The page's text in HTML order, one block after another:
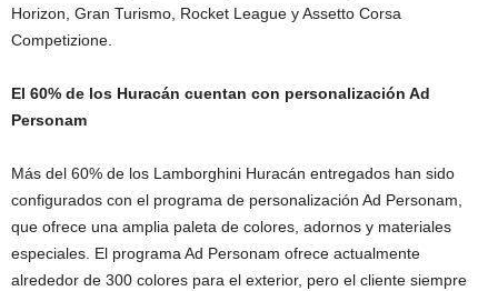
Horizon, Gran Turismo, Rocket League y Assetto Corsa
Competizione.
El 60% de los Huracán cuentan con personalización Ad
Personam
Más del 60% de los Lamborghini Huracán entregados han sido
configurados con el programa de personalización Ad Personam,
que ofrece una amplia paleta de colores, adornos y materiales
especiales. El programa Ad Personam ofrece actualmente
alrededor de 300 colores para el exterior, pero el cliente siempre